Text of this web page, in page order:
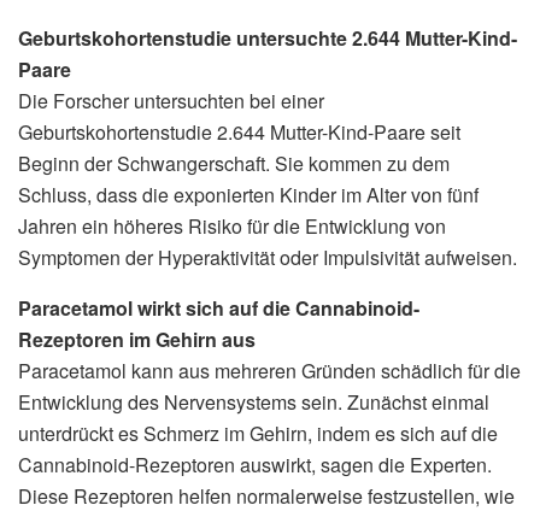
Geburtskohortenstudie untersuchte 2.644 Mutter-Kind-
Paare
Die Forscher untersuchten bei einer
Geburtskohortenstudie 2.644 Mutter-Kind-Paare seit
Beginn der Schwangerschaft. Sie kommen zu dem
Schluss, dass die exponierten Kinder im Alter von fünf
Jahren ein höheres Risiko für die Entwicklung von
Symptomen der Hyperaktivität oder Impulsivität aufweisen.
Paracetamol wirkt sich auf die Cannabinoid-
Rezeptoren im Gehirn aus
Paracetamol kann aus mehreren Gründen schädlich für die
Entwicklung des Nervensystems sein. Zunächst einmal
unterdrückt es Schmerz im Gehirn, indem es sich auf die
Cannabinoid-Rezeptoren auswirkt, sagen die Experten.
Diese Rezeptoren helfen normalerweise festzustellen, wie